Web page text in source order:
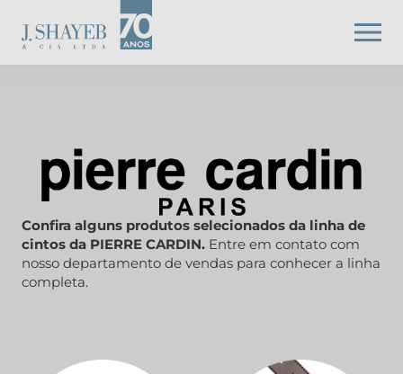
Confira alguns produtos selecionados da linha de
cintos da PIERRE CARDIN. Entre em contato com
nosso departamento de vendas para conhecer a linha
completa.